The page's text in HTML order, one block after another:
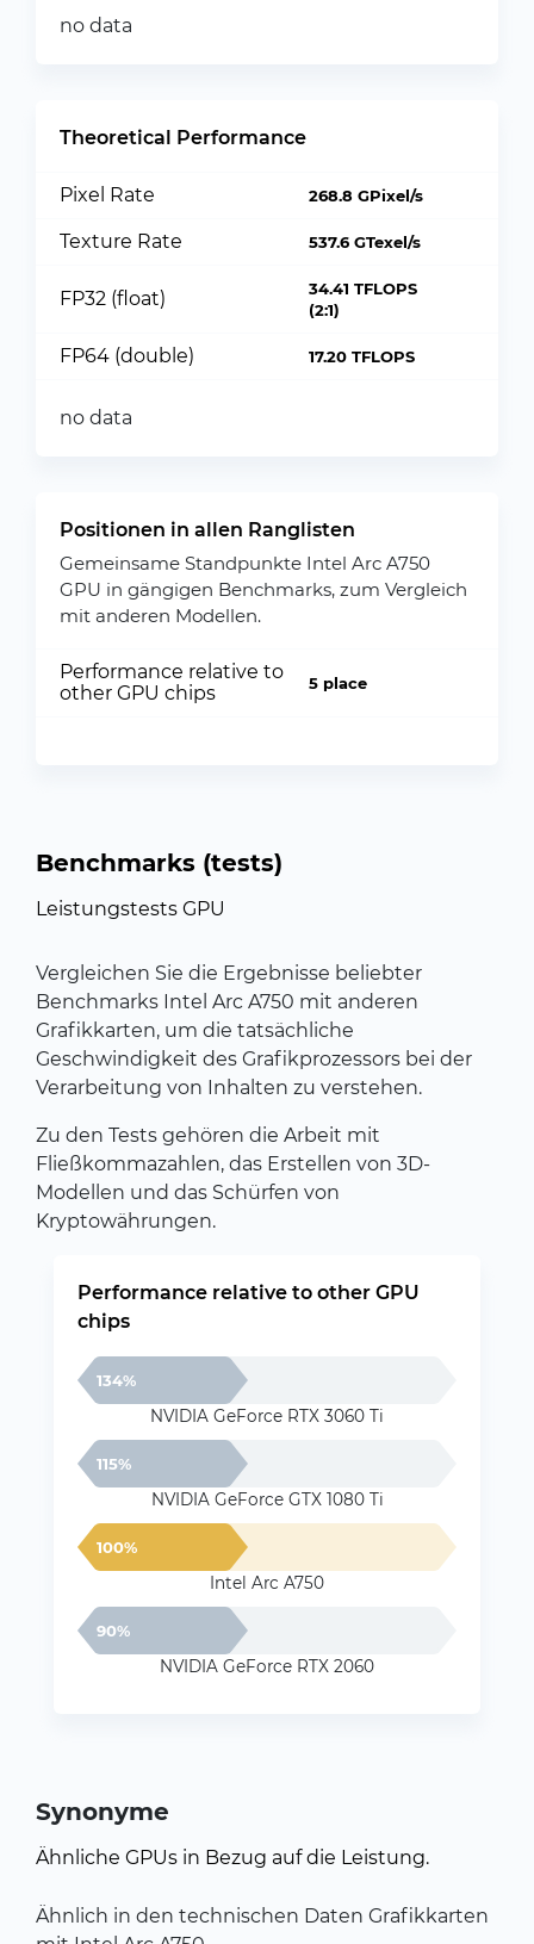
no data
Theoretical Performance
Pixel Rate 268.8 GPixel/s
Texture Rate 537.6 GTexel/s
FP32 (float)
34.41 TFLOPS
(2:1)
FP64 (double) 17.20 TFLOPS
no data
Positionen in allen Ranglisten
Gemeinsame Standpunkte Intel Arc A750
GPU in gängigen Benchmarks, zum Vergleich
mit anderen Modellen.
Performance relative to
other GPU chips
5 place
Benchmarks (tests)
Leistungstests GPU
Vergleichen Sie die Ergebnisse beliebter
Benchmarks Intel Arc A750 mit anderen
Grafikkarten, um die tatsächliche
Geschwindigkeit des Grafikprozessors bei der
Verarbeitung von Inhalten zu verstehen.
Zu den Tests gehören die Arbeit mit
Fließkommazahlen, das Erstellen von 3D-
Modellen und das Schürfen von
Kryptowährungen.
Performance relative to other GPU
chips
134%
NVIDIA GeForce RTX 3060 Ti
115%
NVIDIA GeForce GTX 1080 Ti
100%
Intel Arc A750
90%
NVIDIA GeForce RTX 2060
Synonyme
Ähnliche GPUs in Bezug auf die Leistung.
Ähnlich in den technischen Daten Grafikkarten